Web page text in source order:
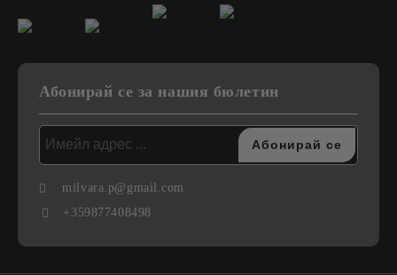
Абонирай се за нашия бюлетин
milvara.p@gmail.com
+359877408498